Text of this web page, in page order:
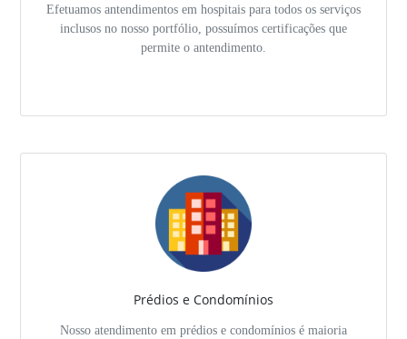
Efetuamos antendimentos em hospitais para todos os serviços
inclusos no nosso portfólio, possuímos certificações que
permite o antendimento.
Prédios e Condomínios
Nosso atendimento em prédios e condomínios é maioria